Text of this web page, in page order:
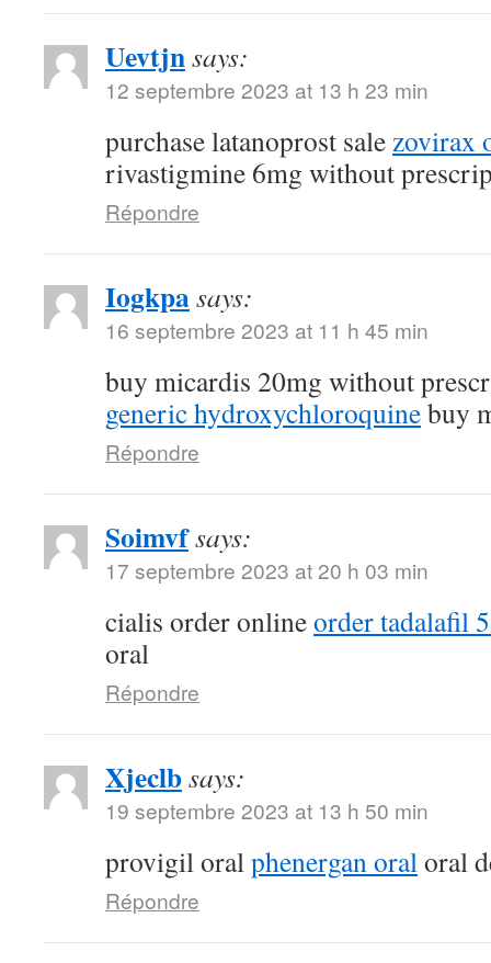
Uevtjnsays:
12 septembre 2023 at 13 h 23 min
purchase latanoprost salezovirax
rivastigmine 6mg without
Répondre
Iogkpasays:
16 septembre 2023 at 11 h 45 min
buy micardis 20mg without
generic hydroxychloroquinebuy
Répondre
Soimvfsays:
17 septembre 2023 at 20 h 03 min
cialis order onlineorder tadalafil
oral
Répondre
Xjeclbsays:
19 septembre 2023 at 13 h 50 min
provigil oralphenergan oraloral
Répondre